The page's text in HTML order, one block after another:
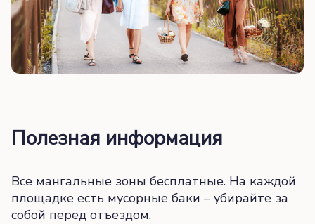
Полезная информация
Все мангальные зоны бесплатные. На каждой
площадке есть мусорные баки – убирайте за
собой перед отъездом.